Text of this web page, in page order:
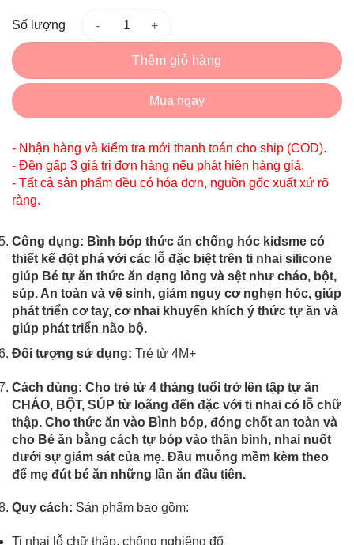
Số lượng
Thêm giỏ hàng
Mua ngay
- Nhận hàng và kiểm tra mới thanh toán cho ship (COD).
- Đền gấp 3 giá trị đơn hàng nếu phát hiện hàng giả.
- Tất cả sản phẩm đều có hóa đơn, nguồn gốc xuất xứ rõ
ràng.
Công dụng: Bình bóp thức ăn chống hóc kidsme có
thiết kế đột phá với các lỗ đặc biệt trên ti nhai silicone
giúp Bé tự ăn thức ăn dạng lỏng và sệt như cháo, bột,
súp. An toàn và vệ sinh, giảm nguy cơ nghẹn hóc, giúp
phát triển cơ tay, cơ nhai khuyến khích ý thức tự ăn và
giúp phát triển não bộ.
Đối tượng sử dụng: Trẻ từ 4M+
Cách dùng: Cho trẻ từ 4 tháng tuổi trở lên tập tự ăn
CHÁO, BỘT, SÚP từ loãng đến đặc với ti nhai có lỗ chữ
thập. Cho thức ăn vào Bình bóp, đóng chốt an toàn và
cho Bé ăn bằng cách tự bóp vào thân bình, nhai nuốt
dưới sự giám sát của mẹ. Đầu muỗng mềm kèm theo
để mẹ đút bé ăn những lần ăn đầu tiên.
Quy cách: Sản phẩm bao gồm:
Ti nhai lỗ chữ thập, chống nghiêng đổ